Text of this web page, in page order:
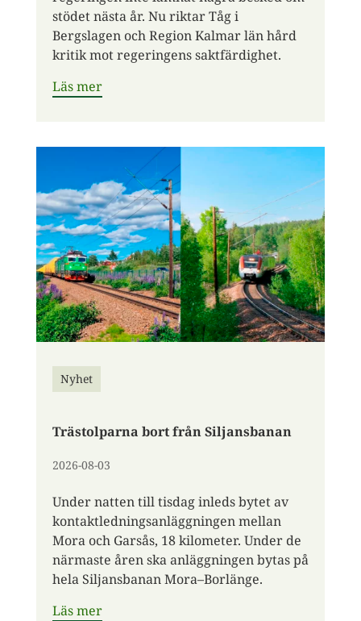
stödet nästa år. Nu riktar Tåg i
Bergslagen och Region Kalmar län hård
kritik mot regeringens saktfärdighet.
Läs mer
Nyhet
Trästolparna bort från Siljansbanan
2026-08-03
Under natten till tisdag inleds bytet av
kontaktledningsanläggningen mellan
Mora och Garsås, 18 kilometer. Under de
närmaste åren ska anläggningen bytas på
hela Siljansbanan Mora–Borlänge.
Läs mer